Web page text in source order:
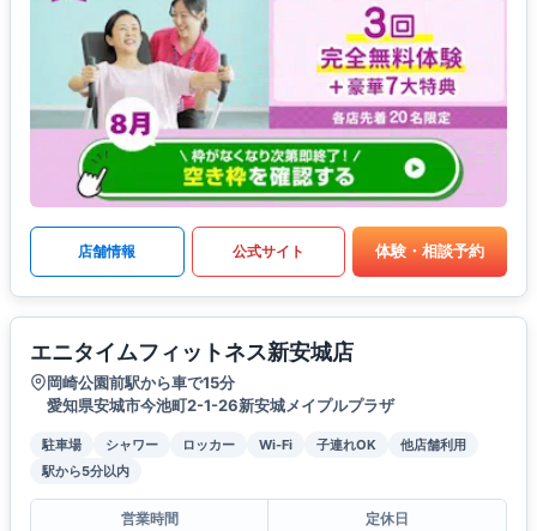
店舗情報 公式サイト 体験・相談予約
エニタイムフィットネス新安城店
岡崎公園前駅から車で15分
愛知県安城市今池町2-1-26新安城メイプルプラザ
駐車場 シャワー ロッカー Wi-Fi 子連れOK
他店舗利用
駅から5分以内
営業時間
定休日